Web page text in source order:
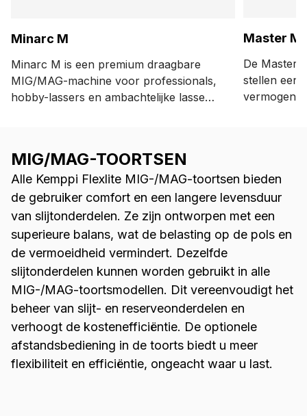
Minarc M
Minarc M is een premium draagbare
MIG/MAG-machine voor professionals,
hobby-lassers en ambachtelijke lassers.
nauwkeurige ontsteking.
Master M
De Master
stellen een
vermogen
nemen
MIG/MAG-TOORTSEN
Alle Kemppi Flexlite MIG-/MAG-toortsen bieden
de gebruiker comfort en een langere levensduur
van slijtonderdelen. Ze zijn ontworpen met een
superieure balans, wat de belasting op de pols en
de vermoeidheid vermindert. Dezelfde
slijtonderdelen kunnen worden gebruikt in alle
MIG-/MAG-toortsmodellen. Dit vereenvoudigt het
beheer van slijt- en reserveonderdelen en
verhoogt de kostenefficiëntie. De optionele
afstandsbediening in de toorts biedt u meer
flexibiliteit en efficiëntie, ongeacht waar u last.